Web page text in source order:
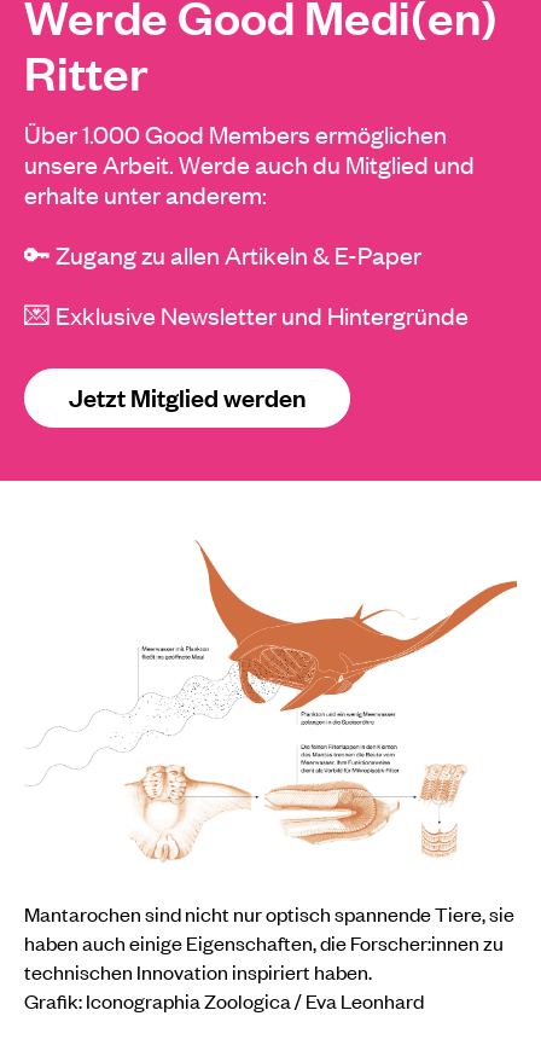
Werde Good Medi(en)
Ritter
Über 1.000 Good Members ermöglichen
unsere Arbeit. Werde auch du Mitglied und
erhalte unter anderem:
🔑 Zugang zu allen Artikeln & E-Paper
💌 Exklusive Newsletter und Hintergründe
Jetzt Mitglied werden
Mantarochen sind nicht nur optisch spannende Tiere, sie
haben auch einige Eigenschaften, die Forscher:innen zu
technischen Innovation inspiriert haben.
Grafik:Iconographia Zoologica / Eva Leonhard